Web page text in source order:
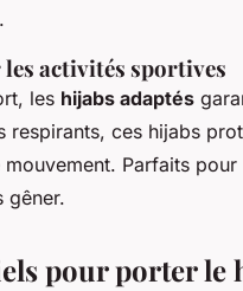
activités sportives
les hijabs adaptés
respirants, ces hijabs
Parfaits
gêner.
pour porter le